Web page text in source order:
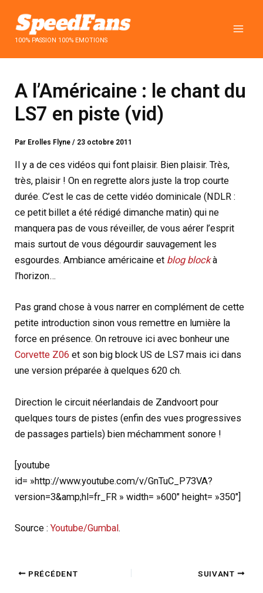
contenu100% PASSION 100% EMOTIONS
A l’Américaine : le chant du
LS7 en piste (vid)
Par Erolles Flyne/ 23 octobre 2011
Il y a de ces vidéos qui font plaisir. Bien plaisir. Très,
très, plaisir ! On en regrette alors juste la trop courte
durée. C’est le cas de cette vidéo dominicale (NDLR :
ce petit billet a été rédigé dimanche matin) qui ne
manquera pas de vous réveiller, de vous aérer l’esprit
mais surtout de vous dégourdir sauvagement les
esgourdes. Ambiance américaine et blog blockà
l’horizon…
Pas grand chose à vous narrer en complément de cette
petite introduction sinon vous remettre en lumière la
force en présence. On retrouve ici avec bonheur une
Corvette Z06 et son big block US de LS7 mais ici dans
une version préparée à quelques 620 ch.
Direction le circuit néerlandais de Zandvoort pour
quelques tours de pistes (enfin des vues progressives
de passages partiels) bien méchamment sonore !
[youtube
id= »http://www.youtube.com/v/GnTuC_P73VA?
version=3&amp;hl=fr_FR » width= »600″ height= »350″]
Source :Youtube/Gumbal.
PRÉCÉDENT SUIVANT